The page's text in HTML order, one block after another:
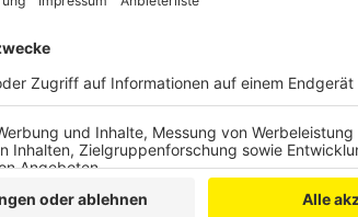
Oberflächen mit Vaseline einschmiert,
auszutreten, was eine ähnliche Wirkung
Anzeige
Kürbis-Lifehack 5: LED-Leuchten
Anzeige